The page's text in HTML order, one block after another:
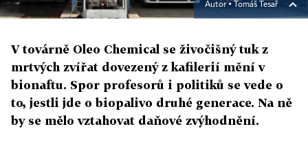
Autor ▪ Tomáš Tesař
V továrně Oleo Chemical se živočišný tuk z
mrtvých zvířat dovezený z kafilerií mění v
bionaftu. Spor profesorů i politiků se vede o
to, jestli jde o biopalivo druhé generace. Na ně
by se mělo vztahovat daňové zvýhodnění.